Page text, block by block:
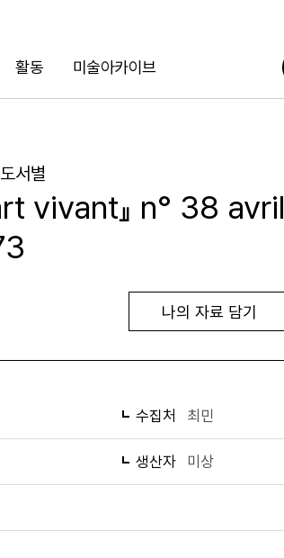
활동 미술아카이브
서별
vivant』 n° 38 avril
나의 자료 담기
수집처 최민
생산자 미상